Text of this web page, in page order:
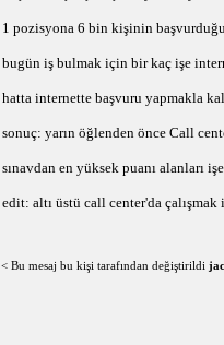
1 pozisyona 6 bin kişinin
bugün iş bulmak için bir kaç işe
hatta internette başvuru yapmakla
sonuç: yarın öğlenden önce Call
sınavdan en yüksek puanı alanları
edit: altı üstü call center'da
< Bu mesaj bu kişi tarafından değiştirildi